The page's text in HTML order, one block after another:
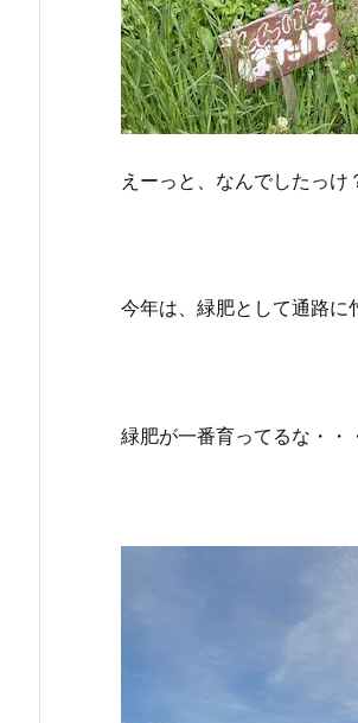
えーっと、なんでしたっけ
今年は、緑肥として通路に
緑肥が一番育ってるな・・